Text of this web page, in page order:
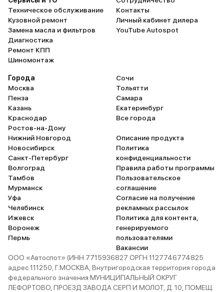
Техническое обслуживание
Кузовной ремонт
Замена масла и фильтров
Диагностика
Ремонт КПП
Шиномонтаж
Контакты
Личный кабинет дилера
YouTube Autospot
Города
Москва
Пенза
Казань
Краснодар
Ростов-на-Дону
Нижний Новгород
Новосибирск
Санкт-Петербург
Волгоград
Тамбов
Мурманск
Уфа
Челябинск
Ижевск
Воронеж
Пермь
Сочи
Тольятти
Самара
Екатеринбург
Все города
Описание продукта
Политика
конфиденциальности
Правила работы программы
Пользовательское
соглашение
Согласие на получение
рекламных рассылок
Политика для контента,
генерируемого
пользователями
Вакансии
ООО «Автоспот» (ИНН 7715936827 ОРГН 1127746774825
адрес 111250, Г.МОСКВА, Внутригородская территория города
федерального значения МУНИЦИПАЛЬНЫЙ ОКРУГ
ЛЕФОРТОВО, ПРОЕЗД ЗАВОДА СЕРП И МОЛОТ, Д. 10, ПОМЕЩ.